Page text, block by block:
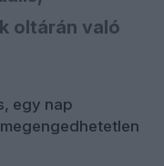
oltárán való
egy nap